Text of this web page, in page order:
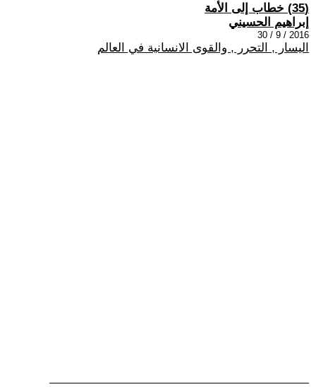
(35) خطاب إلى الأمة
إبراهيم الحسيني
2016 / 9 / 30
اليسار , التحرر , والقوى الانسانية في العالم